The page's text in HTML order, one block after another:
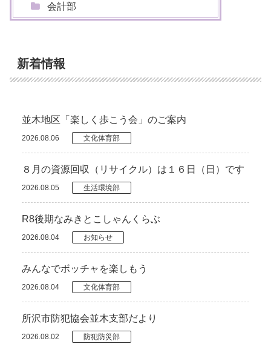
会計部
新着情報
並木地区「楽しく歩こう会」のご案内
2026.08.06 文化体育部
８月の資源回収（リサイクル）は１６日（日）です
2026.08.05 生活環境部
R8後期なみきとこしゃんくらぶ
2026.08.04 お知らせ
みんなでボッチャを楽しもう
2026.08.04 文化体育部
所沢市防犯協会並木支部だより
2026.08.02 防犯防災部